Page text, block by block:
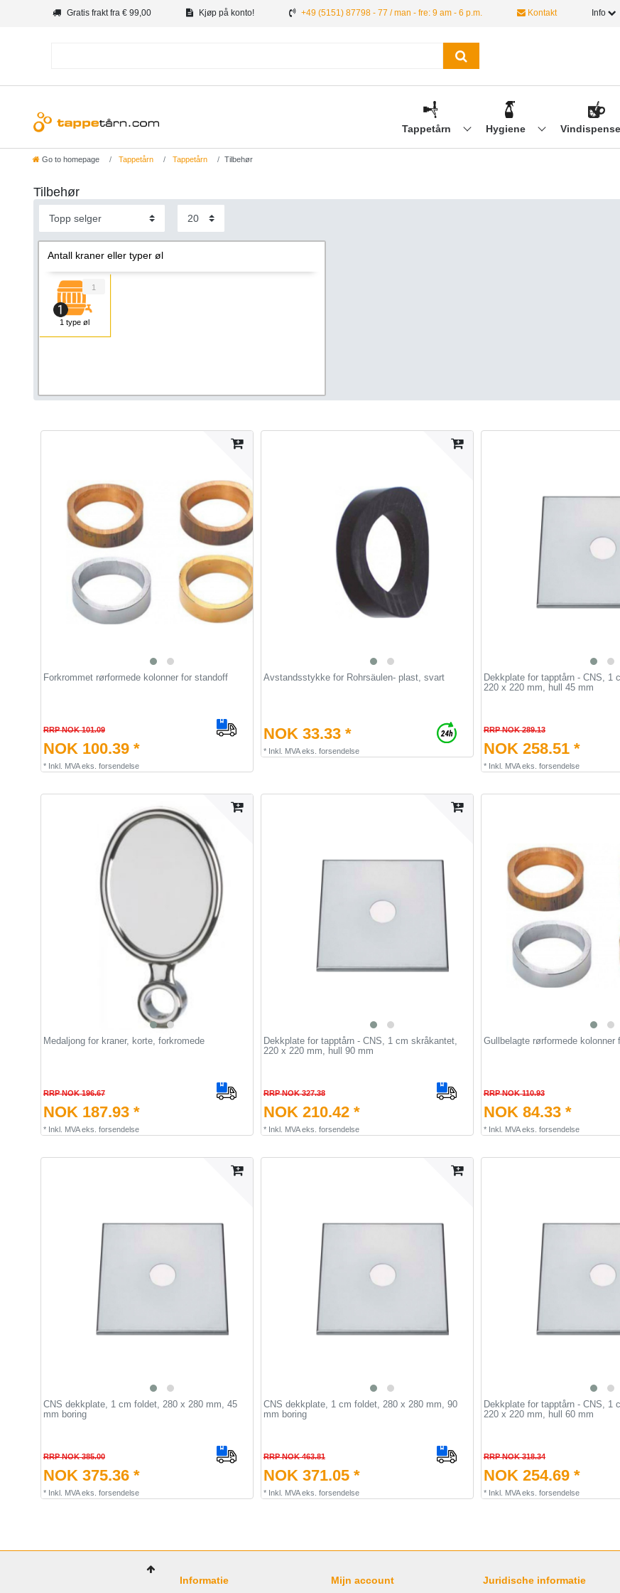
Gratis frakt fra € 99,00 Kjøp på konto! +49 (5151) 87798 - 77 / man - fre: 9 am - 6 p.m. Kontakt Info
Tappetårn Hygiene
Go to homepage Tappetårn Tappetårn Tilbehør
Tilbehør
Antall kraner eller typer øl
1 type øl
1
Forkrommet rørformede kolonner for standoff
RRP NOK 101.09
NOK 100.39 *
* Inkl. MVAeks. forsendelse
Avstandsstykke for Rohrsäulen- plast, svart
NOK 33.33 *
* Inkl. MVAeks. forsendelse
Dekkplate for tapptårn - CNS, 1
220 x 220 mm, hull 45 mm
RRP NOK 289.13
NOK 258.51 *
* Inkl. MVAeks. forsendelse
Medaljong for kraner, korte, forkromede
RRP NOK 196.67
NOK 187.93 *
* Inkl. MVAeks. forsendelse
Dekkplate for tapptårn - CNS, 1 cm skråkantet,
220 x 220 mm, hull 90 mm
RRP NOK 327.38
NOK 210.42 *
* Inkl. MVAeks. forsendelse
Gullbelagte rørformede kolonner
RRP NOK 110.93
NOK 84.33 *
* Inkl. MVAeks. forsendelse
CNS dekkplate, 1 cm foldet, 280 x 280 mm, 45
mm boring
RRP NOK 385.00
NOK 375.36 *
* Inkl. MVAeks. forsendelse
CNS dekkplate, 1 cm foldet, 280 x 280 mm, 90
mm boring
RRP NOK 463.81
NOK 371.05 *
* Inkl. MVAeks. forsendelse
Dekkplate for tapptårn - CNS, 1
220 x 220 mm, hull 60 mm
RRP NOK 318.34
NOK 254.69 *
* Inkl. MVAeks. forsendelse
Informatie Mijn account Juridische informatie